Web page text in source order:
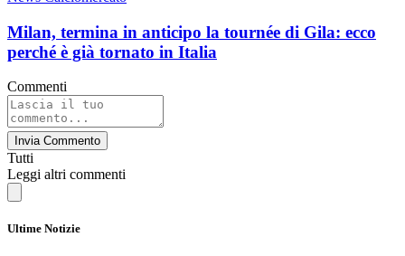
Milan, termina in anticipo la tournée di Gila: ecco
perché è già tornato in Italia
Commenti
Invia Commento
Tutti
Leggi altri commenti
Ultime Notizie